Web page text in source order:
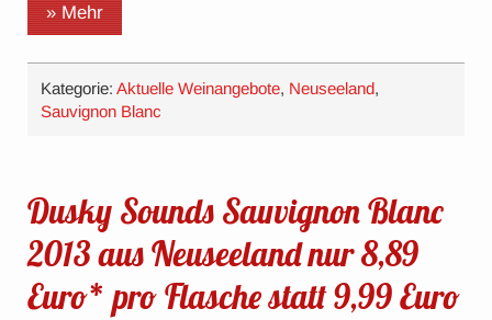
» Mehr
Kategorie:Aktuelle Weinangebote, Neuseeland,
Sauvignon Blanc
Dusky Sounds Sauvignon Blanc
2013 aus Neuseeland nur 8,89
Euro* pro Flasche statt 9,99 Euro